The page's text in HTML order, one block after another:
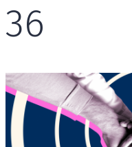
36